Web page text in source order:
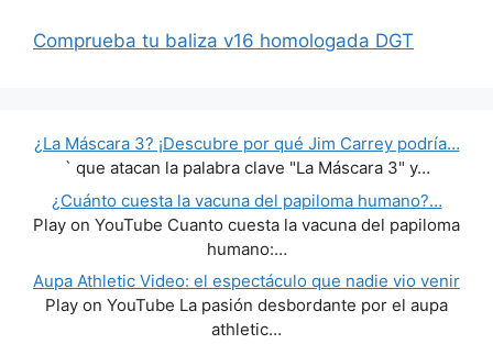
Comprueba tu baliza v16 homologada DGT
¿La Máscara 3? ¡Descubre por qué Jim Carrey podría…
` que atacan la palabra clave "La Máscara 3" y…
¿Cuánto cuesta la vacuna del papiloma humano?…
Play on YouTube Cuanto cuesta la vacuna del papiloma
humano:…
Aupa Athletic Video: el espectáculo que nadie vio venir
Play on YouTube La pasión desbordante por el aupa
athletic…